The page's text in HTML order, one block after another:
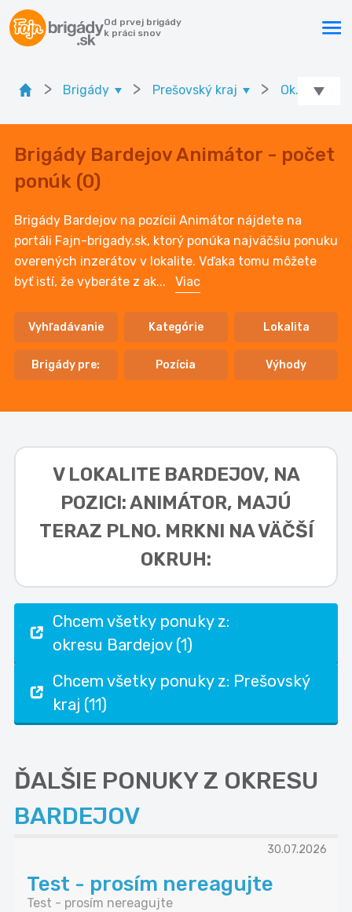
Od prvej brigády
k práci snov
> Brigády > Prešovský kraj > Ok.
Brigády Bardejov Animátor - počet
ponúk (0)
Brigády Bardejov na pozícii Animátor nájdete na
portáli Fajn-brigady.sk, ktorý ponúka najväčšiu ponuku
overených inzerátov v lokalite. Vďaka tomu môžete
byť istí, že vyberáte z ak... Viac
Vyhľadávanie Kategórie Lokalita
Brigády pre: Pozícia Výhody
V LOKALITE BARDEJOV, NA
POZICI: ANIMÁTOR, MAJÚ
TERAZ PLNO. MRKNI NA VÄČŠÍ
OKRUH:
Chcem všetky ponuky z:
okresu Bardejov (1)
Chcem všetky ponuky z: Prešovský
kraj (11)
ĎALŠIE PONUKY Z OKRESU
BARDEJOV
30.07.2026
Test - prosím nereagujte
Test - prosím nereagujte